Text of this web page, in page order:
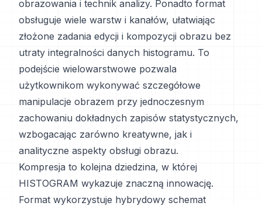
obrazowania i technik analizy. Ponadto format
obsługuje wiele warstw i kanałów, ułatwiając
złożone zadania edycji i kompozycji obrazu bez
utraty integralności danych histogramu. To
podejście wielowarstwowe pozwala
użytkownikom wykonywać szczegółowe
manipulacje obrazem przy jednoczesnym
zachowaniu dokładnych zapisów statystycznych,
wzbogacając zarówno kreatywne, jak i
analityczne aspekty obsługi obrazu.
Kompresja to kolejna dziedzina, w której
HISTOGRAM wykazuje znaczną innowację.
Format wykorzystuje hybrydowy schemat